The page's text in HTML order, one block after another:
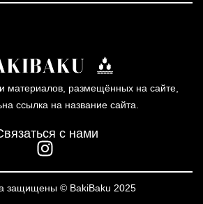
материалов, размещённых на сайте,
ссылка на название сайта.
с нами
защищены © BakiBaku 2025